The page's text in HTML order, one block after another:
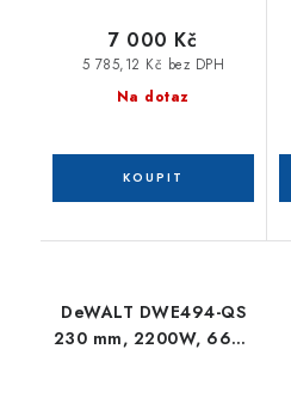
Na dotaz
5 785,12 Kč bez DPH
7 000 Kč
DeWALT DWE494-QS
230 mm, 2200W, 6600